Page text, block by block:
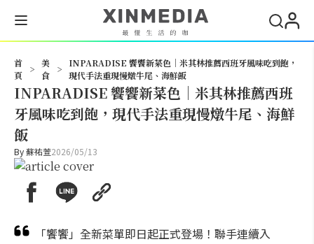
首
頁
>
美
食
>
INPARADISE 饗饗新菜色｜米其林推薦西班牙風味吃到飽，
現代手法重現慢燉牛尾、海鮮飯
INPARADISE 饗饗新菜色｜米其林推薦西班
牙風味吃到飽，現代手法重現慢燉牛尾、海鮮
飯
By蘇祐萱2026/05/13
「饗饗」全新菜單即日起正式登場！聯手連續入